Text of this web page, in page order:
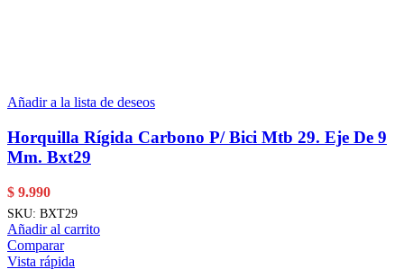
Añadir a la lista de deseos
Horquilla Rígida Carbono P/ Bici Mtb 29. Eje De 9
Mm. Bxt29
$ 9.990
SKU: BXT29
Añadir al carrito
Comparar
Vista rápida